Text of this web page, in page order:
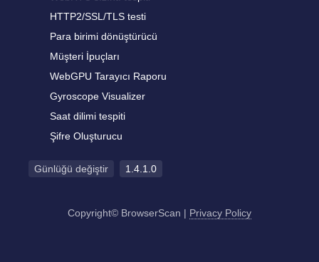
HTTP2/SSL/TLS testi
Para birimi dönüştürücü
Müşteri İpuçları
WebGPU Tarayıcı Raporu
Gyroscope Visualizer
Saat dilimi tespiti
Şifre Oluşturucu
Günlüğü değiştir 1.4.1.0
Copyright© BrowserScan | Privacy Policy